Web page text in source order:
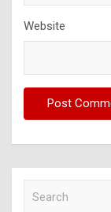
Website